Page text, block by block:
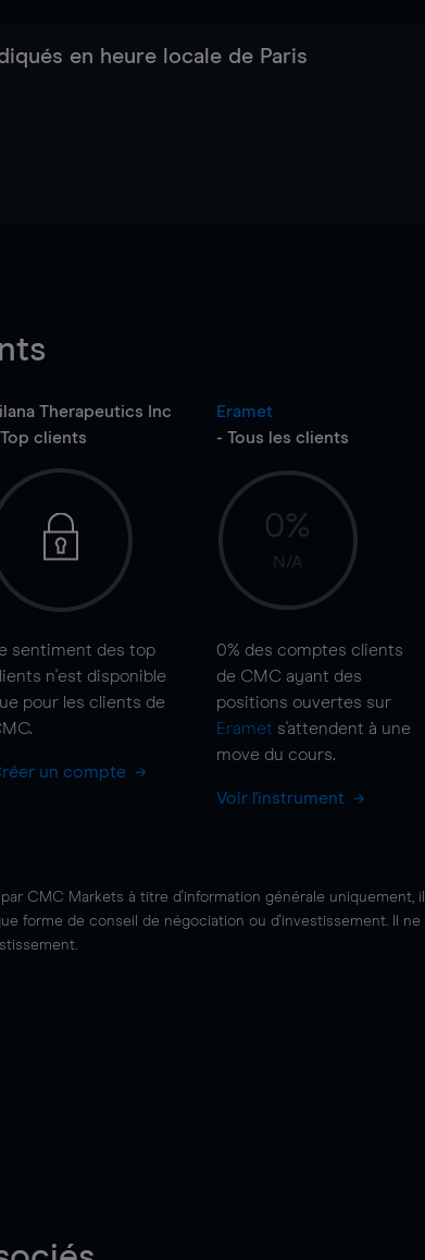
en heure locale de Paris
Therapeutics Inc
clients
sentiment des top
n'est disponible
pour les clients de
un compte
Eramet
- Tous les clients
0%
N/A
0% des comptes clients
de CMC ayant des
positions ouvertes sur
Eramet s'attendent à une
move du cours.
Voir l'instrument
CMC Markets à titre d'information générale
forme de conseil de négociation ou d'investissement. Il